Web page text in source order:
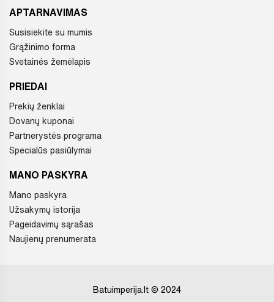
APTARNAVIMAS
Susisiekite su mumis
Grąžinimo forma
Svetainės žemėlapis
PRIEDAI
Prekių ženklai
Dovanų kuponai
Partnerystės programa
Specialūs pasiūlymai
MANO PASKYRA
Mano paskyra
Užsakymų istorija
Pageidavimų sąrašas
Naujienų prenumerata
Batuimperija.lt © 2024